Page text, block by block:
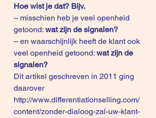
Hoe wist je dat? Bijv.
– misschien heb je veel openheid
getoond: wat zijn de signalen?
– en waarschijnlijk heeft de klant ook
veel openheid getoond: wat zijn de
signalen?
Dit artikel geschreven in 2011 ging
daarover
http://www.differentiationselling.com/
content/zonder-dialoog-zal-uw-klant-